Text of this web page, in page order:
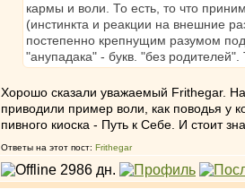
кармы и воли. То есть, то что
(инстинкта и реакции на внешние
постепенно крепнущим разумом
"анупадака" - букв. "без
Хорошо сказали уважаемый Frithegar.
приводили пример воли, как поводья у
пивного киоска - Путь к Себе. И стоит
Ответы на этот пост: Frithegar